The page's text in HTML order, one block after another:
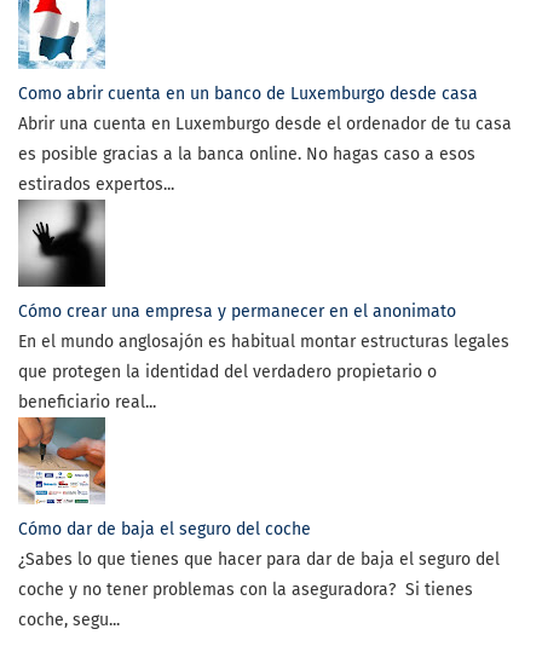
Como abrir cuenta en un banco de Luxemburgo desde casa
Abrir una cuenta en Luxemburgo desde el ordenador de tu casa
es posible gracias a la banca online. No hagas caso a esos
estirados expertos...
Cómo crear una empresa y permanecer en el anonimato
En el mundo anglosajón es habitual montar estructuras legales
que protegen la identidad del verdadero propietario o
beneficiario real...
Cómo dar de baja el seguro del coche
¿Sabes lo que tienes que hacer para dar de baja el seguro del
coche y no tener problemas con la aseguradora? Si tienes
coche, segu...